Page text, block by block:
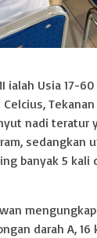
ialah Usia 17-
nadi
sedangkan
banyak 5 kali
darah A,